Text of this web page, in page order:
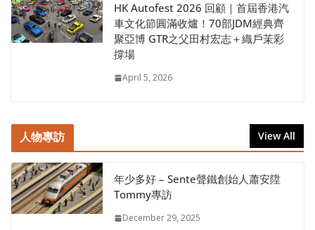
HK Autofest 2026 回顧｜首屆香港汽
車文化節圓滿收爐！70部JDM經典齊
聚亞博 GTR之父田村宏志＋織戶茉彩
撐場
April 5, 2026
人物專訪 View All
年少多好 – Sente聲鐵創始人蕭安陞
Tommy專訪
December 29, 2025